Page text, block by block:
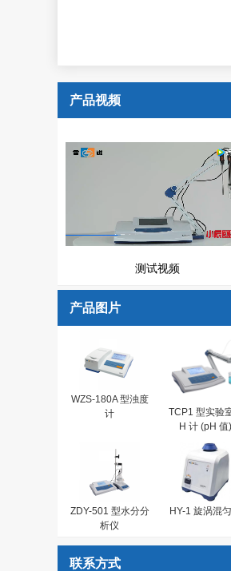
产品视频
测试视频
产品图片
WZS-180A 型浊度
计
TCP1 型实验
H 计 (pH 值)
ZDY-501 型水分分
析仪
HY-1 旋涡混
联系方式